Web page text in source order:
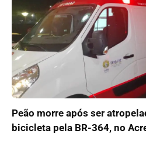
Peão morre após ser
bicicleta pela BR-364, no